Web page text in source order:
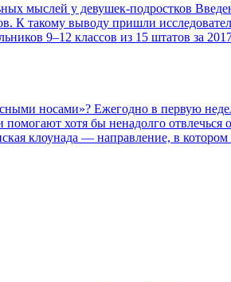
мыслей у девушек-подростков
К такому выводу пришли
9–12 классов из 15 штатов за
носами»? Ежегодно в первую
хотя бы ненадолго
клоунада — направление, в